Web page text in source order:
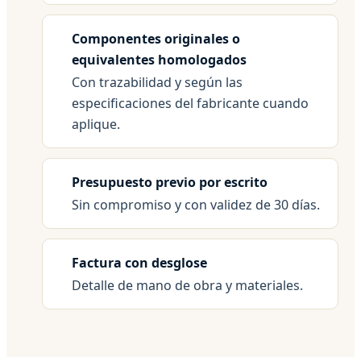
Componentes originales o
equivalentes homologados
Con trazabilidad y según las
especificaciones del fabricante cuando
aplique.
Presupuesto previo por escrito
Sin compromiso y con validez de 30 días.
Factura con desglose
Detalle de mano de obra y materiales.